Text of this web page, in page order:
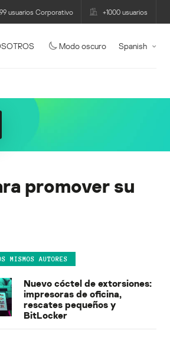
usuarios Corporativo +1000 usuarios
Modo oscuro Spanish
promover su
MISMOS AUTORES
Nuevo cóctel de extorsiones:
impresoras de oficina,
rescates pequeños y
BitLocker